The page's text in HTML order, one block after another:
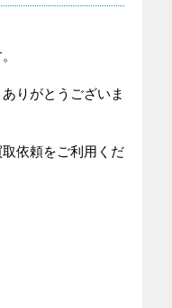
りがとうございま
依頼をご利用くだ